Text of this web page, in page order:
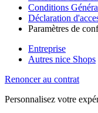
Conditions
Déclaration
Paramètres de
Entreprise
Autres nice Shops
Renoncer au contrat
Personnalisez votre